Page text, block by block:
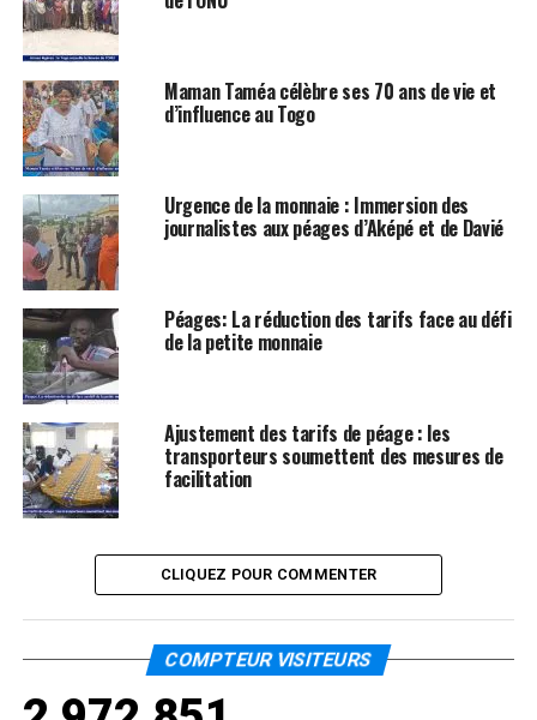
Maman Taméa célèbre ses 70 ans de vie et
d’influence au Togo
Urgence de la monnaie : Immersion des
journalistes aux péages d’Aképé et de Davié
Péages: La réduction des tarifs face au défi
de la petite monnaie
Ajustement des tarifs de péage : les
transporteurs soumettent des mesures de
facilitation
CLIQUEZ POUR COMMENTER
COMPTEUR VISITEURS